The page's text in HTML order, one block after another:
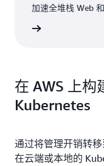
加速全堆栈 Web
在 AWS 上构
Kubernetes
通过将管理开销转
在云端或本地的